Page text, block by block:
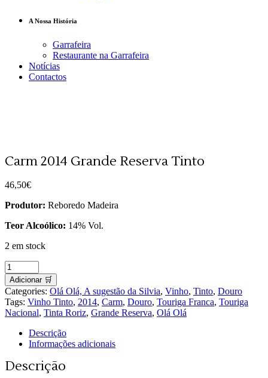
A Nossa História
Garrafeira
Restaurante na Garrafeira
Notícias
Contactos
Carm 2014 Grande Reserva Tinto
46,50€
Produtor: Reboredo Madeira
Teor Alcoólico: 14% Vol.
2 em stock
Carm
2014
Grande
Reserva
Tinto
quantity
Adicionar 🛒
Categories: Olá Olá, A sugestão da Silvia, Vinho, Tinto, Douro
Tags: Vinho Tinto, 2014, Carm, Douro, Touriga Franca, Touriga
Nacional, Tinta Roriz, Grande Reserva, Olá Olá
Descrição
Informações adicionais
Descrição